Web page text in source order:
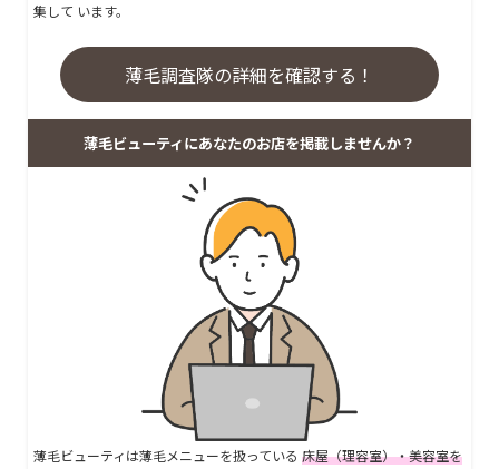
集して います。
薄毛調査隊の詳細を確認する！
薄毛ビューティにあなたのお店を掲載しませんか？
薄毛ビューティは薄毛メニューを扱っている 床屋（理容室）・美容室を